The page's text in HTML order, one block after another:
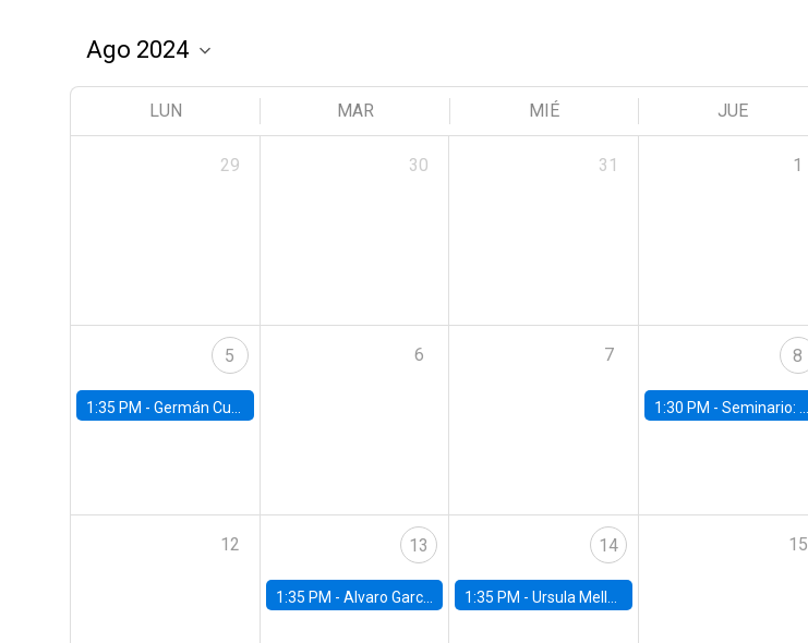
LUN MAR MIÉ JUE
29 30 31 1
5
1:35 PM - Germán Cubas, University of Houston
6 7 8
1:30 PM -Seminario: “Recuperando la humanidad para progresar en la era de la IA»
12 13
1:35 PM - Alvaro Garcia-Marin, Universidad de Los Andes
14
1:35 PM -Ursula Mello, Insper - Institute of Education and Research
15